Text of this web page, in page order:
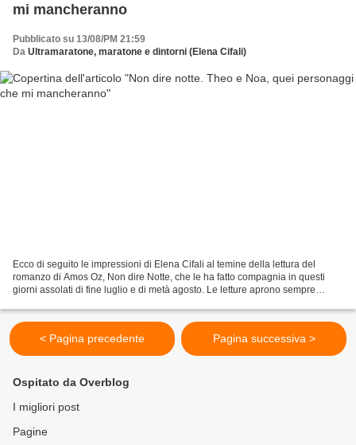
mi mancheranno
Pubblicato su 13/08/PM 21:59
Da Ultramaratone, maratone e dintorni (Elena Cifali)
Ecco di seguito le impressioni di Elena Cifali al temine della lettura del
romanzo di Amos Oz, Non dire Notte, che le ha fatto compagnia in questi
giorni assolati di fine luglio e di metà agosto. Le letture aprono sempre
< Pagina precedente Pagina successiva >
Ospitato da Overblog
I migliori post
Pagine